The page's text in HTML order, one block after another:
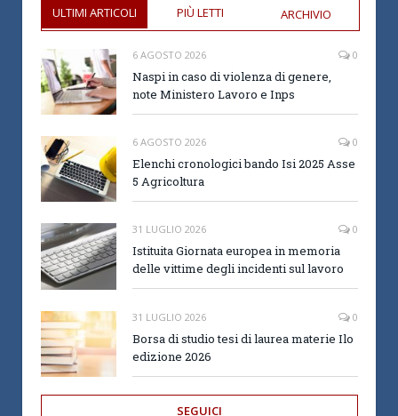
ULTIMI ARTICOLI PIÙ LETTI ARCHIVIO
6 AGOSTO 2026 0
Naspi in caso di violenza di genere,
note Ministero Lavoro e Inps
6 AGOSTO 2026 0
Elenchi cronologici bando Isi 2025 Asse
5 Agricoltura
31 LUGLIO 2026 0
Istituita Giornata europea in memoria
delle vittime degli incidenti sul lavoro
31 LUGLIO 2026 0
Borsa di studio tesi di laurea materie Ilo
edizione 2026
SEGUICI